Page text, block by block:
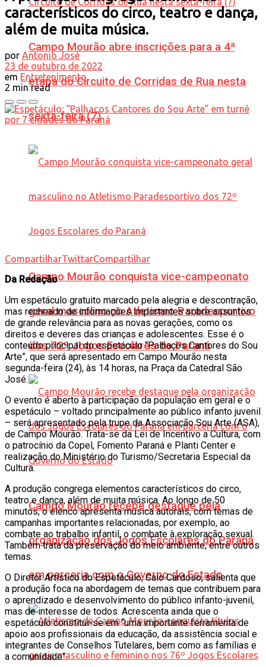
Campo Mourão abre inscrições para a 4ª
etapa do Circuito de Corridas de Rua nesta
sexta-feira (7)
Campo Mourão conquista vice-campeonato
geral masculino no Atletismo Paradesportivo
dos 72º Jogos Escolares do Paraná
Campo Mourão recebe destaque pela
organização dos Jogos Escolares do Paraná
em parceria com o Governo do Estado
característicos do circo, teatro e dança,
além de muita música.
por Antonio José
23 de outubro de 2022
em Entretenimento
2 min read
CompartilharTwittarCompartilhar
Da Redação
Um espetáculo gratuito marcado pela alegria e descontração,
mas recheado de informações importantes sobre assuntos
de grande relevância para as novas gerações, como os
direitos e deveres das crianças e adolescentes. Esse é o
conteúdo principal do espetáculo “Palhaços Cantores do Sou
Arte”, que será apresentado em Campo Mourão nesta
segunda-feira (24), às 14 horas, na Praça da Catedral São
José.
O evento é aberto à participação da população em geral e o
espetáculo – voltado principalmente ao público infanto juvenil
– será apresentado pela trupe da Associação Sou Arte (ASA),
de Campo Mourão. Trata-se da Lei de Incentivo a Cultura, com
o patrocínio da Copel, Fomento Paraná e Planti Center e
realização do Ministério do Turismo/Secretaria Especial da
Cultura.
A produção congrega elementos característicos do circo,
teatro e dança, além de muita música. Ao longo de 50
minutos, o elenco apresenta música autorais, com temas de
campanhas importantes relacionadas, por exemplo, ao
combate ao trabalho infantil, o combate à exploração sexual.
Também trata da preservação do meio ambiente, entre outros
temas.
O Diretor Artístico do Espetáculo, Caio Cardoso, salienta que
a produção foca na abordagem de temas que contribuem para
o aprendizado e desenvolvimento do público infanto-juvenil,
mas de interesse de todos. Acrescenta ainda que o
espetáculo constitui-se em “uma importante ferramenta de
apoio aos profissionais da educação, da assistência social e
integrantes de Conselhos Tutelares, bem como as famílias e
a comunidade”.